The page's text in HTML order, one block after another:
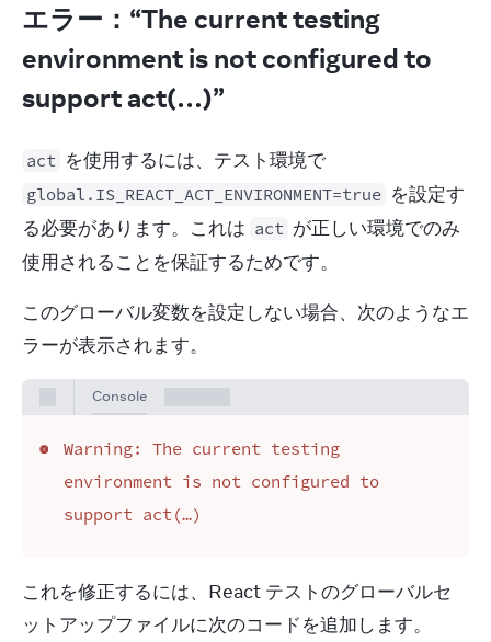
エラー：“The current testing
environment is not configured to
support act(…)”
act
global.IS_REACT_ACT_ENVIRONMENT=true を設定す
る必要があります。これは act が正しい環境でのみ
使用されることを保証するためです。
このグローバル変数を設定しない場合、次のようなエ
ラーが表示されます。
Console
Warning: The current testing
environment is not configured to
support act(…)
これを修正するには、React テストのグローバルセ
ットアップファイルに次のコードを追加します。